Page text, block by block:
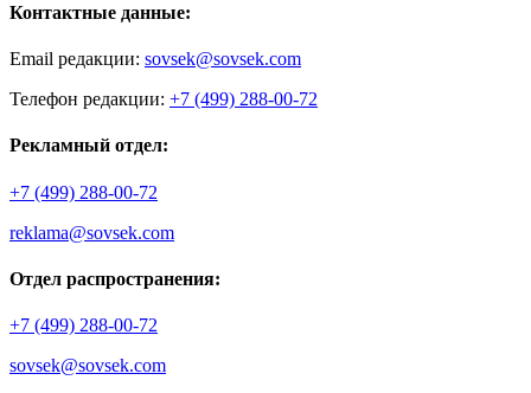
Контактные данные:
Email редакции: sovsek@sovsek.com
Телефон редакции: +7 (499) 288-00-72
Рекламный отдел:
+7 (499) 288-00-72
reklama@sovsek.com
Отдел распространения:
+7 (499) 288-00-72
sovsek@sovsek.com